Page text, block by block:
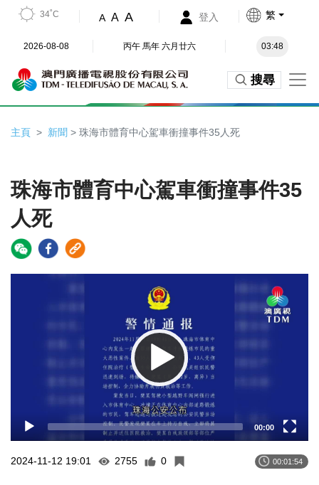
34˚C A A A 登入 繁
2026-08-08 丙午 馬年 六月廿六 03:48
搜尋
主頁 新聞 > 珠海市體育中心駕車衝撞事件35人死
珠海市體育中心駕車衝撞事件35
人死
00:00
2024-11-12 19:01 2755 0 00:01:54